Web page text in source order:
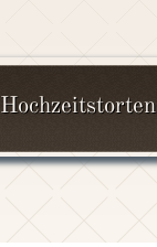
Hochzeitstorten